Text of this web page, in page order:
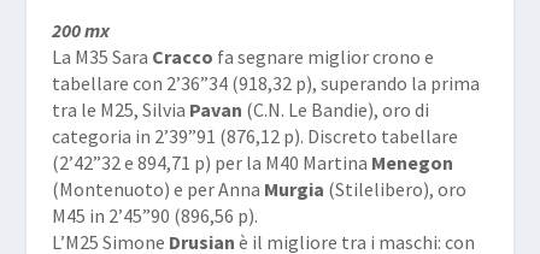
200 mx
La M35 Sara Cracco fa segnare miglior crono e
tabellare con 2’36”34 (918,32 p), superando la prima
tra le M25, Silvia Pavan (C.N. Le Bandie), oro di
categoria in 2’39”91 (876,12 p). Discreto tabellare
(2’42”32 e 894,71 p) per la M40 Martina Menegon
(Montenuoto) e per Anna Murgia (Stilelibero), oro
M45 in 2’45”90 (896,56 p).
L’M25 Simone Drusian è il migliore tra i maschi: con